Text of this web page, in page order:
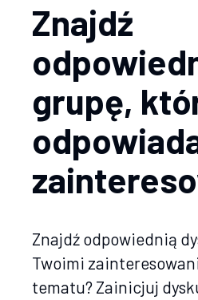
Znajdź
grupę,
Znajdź odpowiednią
Twoimi
tematu? Zainicjuj